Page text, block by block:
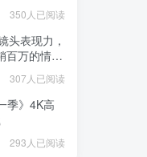
350人已阅读
头表现力，
百万的情感
307人已阅读
季》4K高
293人已阅读